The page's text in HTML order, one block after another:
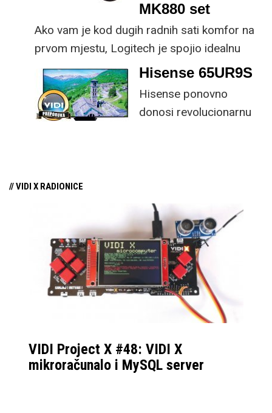
MK880 set
Ako vam je kod dugih radnih sati komfor na
prvom mjestu, Logitech je spojio idealnu
kombinaciju tipkovnice i miša s naprednim
funkcijama.
Hisense 65UR9S
Hisense ponovno
donosi revolucionarnu
// VIDI X RADIONICE
VIDI Project X #48: VIDI X
mikroračunalo i MySQL server